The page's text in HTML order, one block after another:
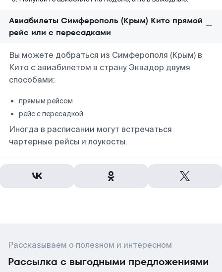
Авиабилеты Симферополь (Крым) Кито прямой
рейс или с пересадками
Вы можете добраться из Симферополя (Крым) в
Кито с авиабилетом в страну Эквадор двумя
способами:
прямым рейсом
рейс с пересадкой
Иногда в расписании могут встречаться
чартерные рейсы и лоукосты.
Рассказываем о полезном и интересном
Рассылка с выгодными предложениями